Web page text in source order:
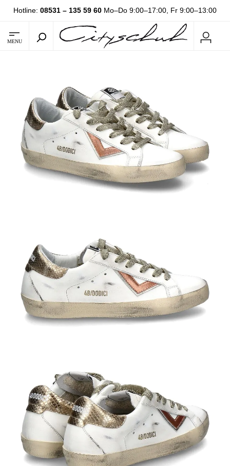
Hotline: 08531 – 135 59 60 Mo–Do 9:00–17:00, Fr 9:00–13:00
MENU